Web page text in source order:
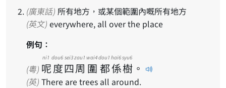
(廣東話) 所有地方，或某個範圍內嘅所有地方
(英文) everywhere, all over the place
例句：
(粵) 呢
ni1
度
dou6
四
sei3
周
zau1
圍
wai4
都
dou1
係
hai6
樹
syu6
。
(英) There are trees all around.